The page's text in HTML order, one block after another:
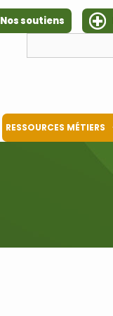
Nos soutiens
RESSOURCES MÉTIERS